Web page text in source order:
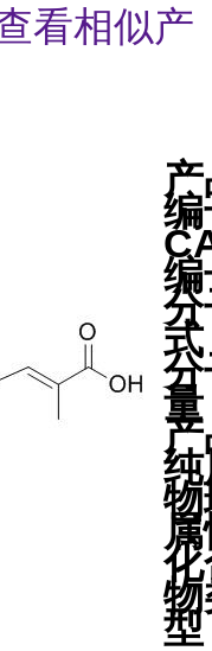
看相似产
量
型